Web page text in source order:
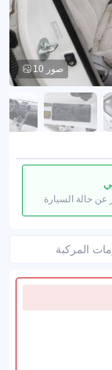
10 صور
عن حالة السيارة
المركبة